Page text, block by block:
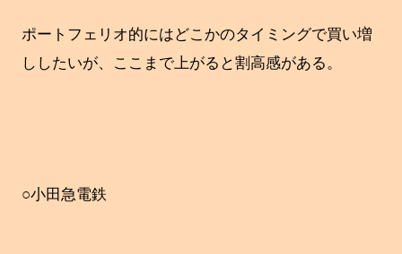
ポートフェリオ的にはどこかのタイミングで買い増
ししたいが、ここまで上がると割高感がある。
○小田急電鉄